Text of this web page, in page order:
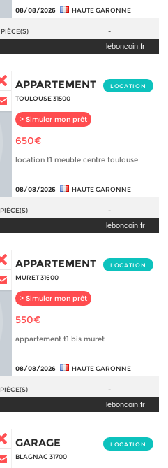
08/08/2026 HAUTE GARONNE
PIÈCE(S) -
leboncoin.fr
APPARTEMENT
TOULOUSE 31500
> Simuler mon prêt
LOCATION
650€
location t1 meuble centre toulouse
08/08/2026 HAUTE GARONNE
PIÈCE(S) -
leboncoin.fr
APPARTEMENT
MURET 31600
> Simuler mon prêt
LOCATION
550€
appartement t1 bis muret
08/08/2026 HAUTE GARONNE
PIÈCE(S) -
leboncoin.fr
GARAGE
BLAGNAC 31700
LOCATION